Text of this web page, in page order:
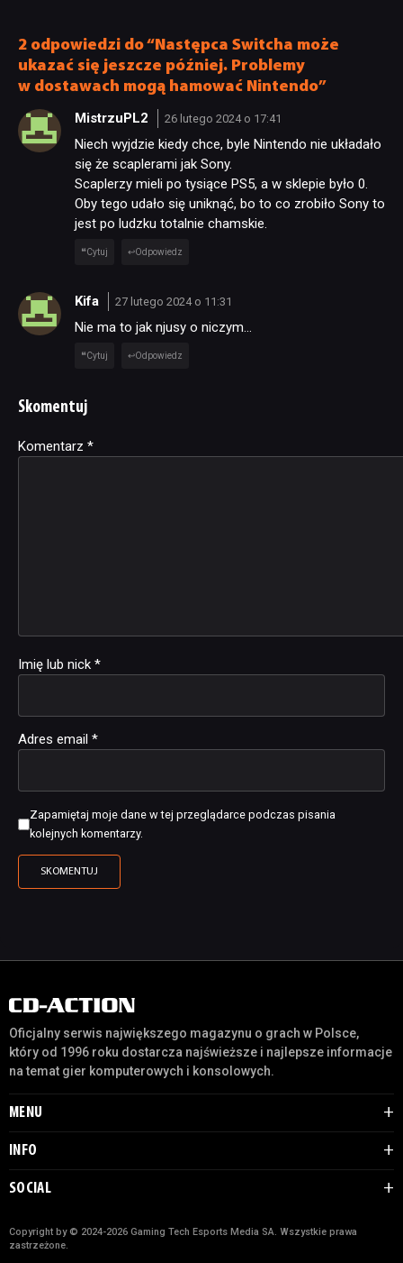
2 odpowiedzi do “Następca Switcha może
ukazać się jeszcze później. Problemy
w dostawach mogą hamować Nintendo”
MistrzuPL2 26 lutego 2024 o 17:41
Niech wyjdzie kiedy chce, byle Nintendo nie układało
się że scaplerami jak Sony.
Scaplerzy mieli po tysiące PS5, a w sklepie było 0.
Oby tego udało się uniknąć, bo to co zrobiło Sony to
jest po ludzku totalnie chamskie.
Cytuj Odpowiedz
Kifa 27 lutego 2024 o 11:31
Nie ma to jak njusy o niczym…
Cytuj Odpowiedz
Skomentuj
Komentarz *
Imię lub nick *
Adres email *
Zapamiętaj moje dane w tej przeglądarce podczas pisania
kolejnych komentarzy.
Alternative:
Oficjalny serwis największego magazynu o grach w Polsce,
który od 1996 roku dostarcza najświeższe i najlepsze informacje
na temat gier komputerowych i konsolowych.
MENU
INFO
SOCIAL
Copyright by © 2024-2026 Gaming Tech Esports Media SA. Wszystkie prawa
zastrzeżone.